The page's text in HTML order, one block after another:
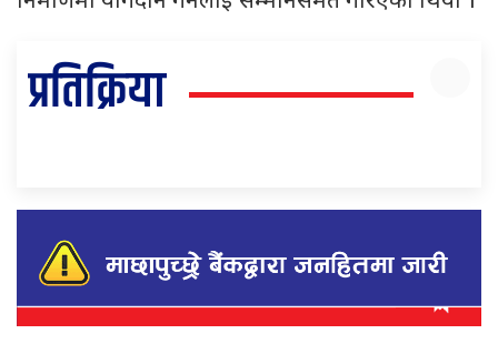
प्रतिक्रिया